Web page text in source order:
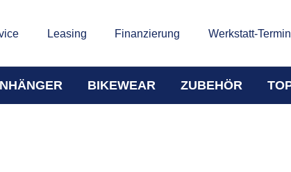
Leasing Finanzierung Werkstatt-Termin
BIKEWEAR ZUBEHÖR